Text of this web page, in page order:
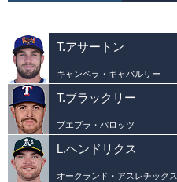
T.アサートン
キャンベラ・キャバルリー
T.ブラックリー
プエブラ・パロッツ
L.ヘンドリクス
オークランド・アスレチックス